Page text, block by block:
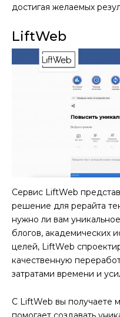
достигая желаемых
LiftWeb
Сервис LiftWeb
решение для рерайта
нужно ли вам
блогов, академических
целей, LiftWeb
качественную
затратами времени и
С LiftWeb вы получаете